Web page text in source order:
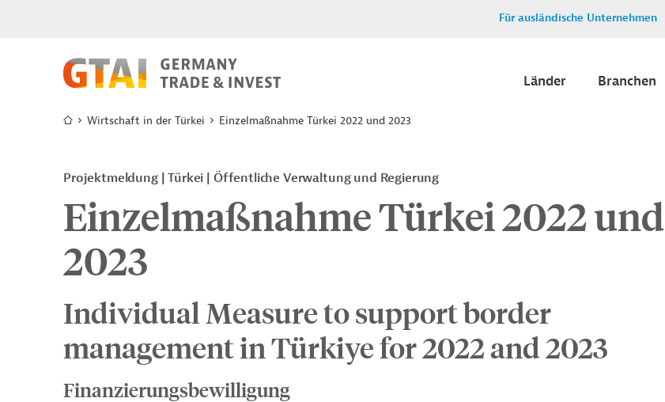
Für ausländische Unternehmen
Länder Branchen
Wirtschaft in der Türkei Einzelmaßnahme Türkei 2022 und 2023
Projektmeldung Türkei Öffentliche Verwaltung und Regierung
Einzelmaßnahme Türkei 2022 und
2023
Individual Measure to support border
management in Türkiye for 2022 and 2023
Finanzierungsbewilligung